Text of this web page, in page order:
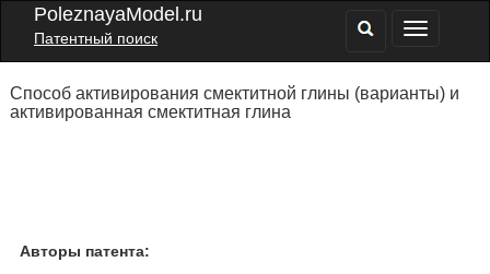
PoleznayaModel.ru
Патентный поиск
Способ активирования смектитной глины (варианты) и
активированная смектитная глина
Авторы патента: